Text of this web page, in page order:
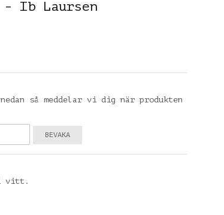
Ib Laursen
så meddelar vi dig när produkten
BEVAKA
i vitt.